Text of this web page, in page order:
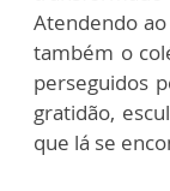
Atendendo
também o
perseguidos
gratidão,
que lá se